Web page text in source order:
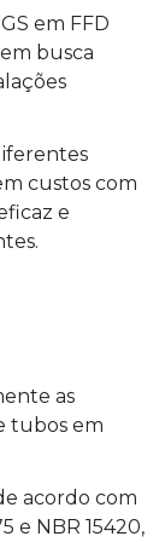
em FFD
busca
custos com
e
as
tubos em
acordo com
e NBR 15420,